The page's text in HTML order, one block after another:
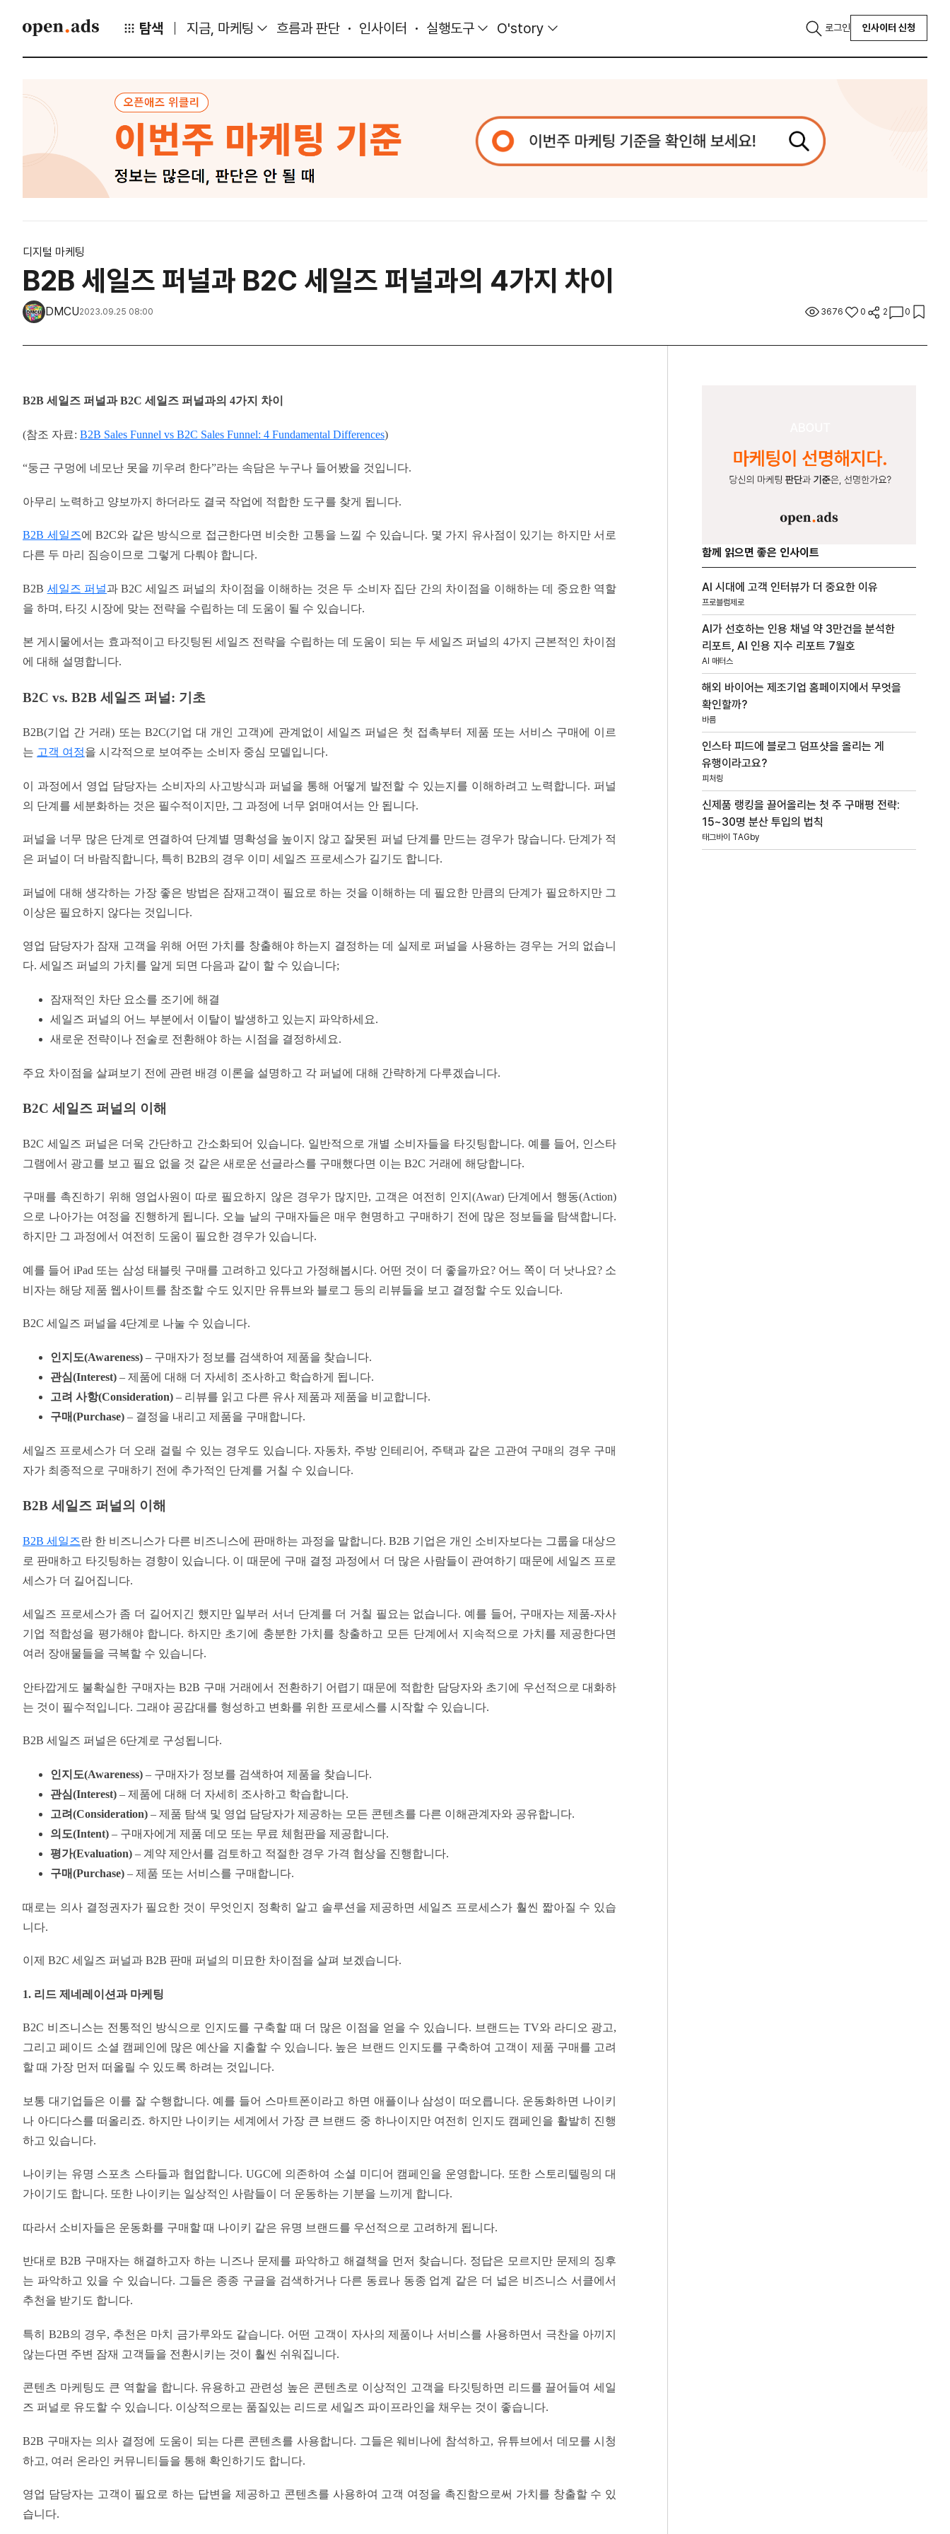
탐색 지금, 마케팅 흐름과 판단 인사이터 실행도구 O'story 로그인 인사이터 신청
디지털 마케팅
B2B 세일즈 퍼널과 B2C 세일즈 퍼널과의 4가지 차이
DMCU2023.09.25 08:00 3676 0 2 0
B2B 세일즈 퍼널과 B2C 세일즈 퍼널과의 4가지 차이
(참조 자료: B2B Sales Funnel vs B2C Sales Funnel: 4 Fundamental Differences)
“둥근 구멍에 네모난 못을 끼우려 한다”라는 속담은 누구나 들어봤을 것입니다.
아무리 노력하고 양보까지 하더라도 결국 작업에 적합한 도구를 찾게 됩니다.
B2B 세일즈에 B2C와 같은 방식으로 접근한다면 비슷한 고통을 느낄 수 있습니다. 몇 가지 유사점이 있기는 하지만 서로
다른 두 마리 짐승이므로 그렇게 다뤄야 합니다.
B2B 세일즈 퍼널과 B2C 세일즈 퍼널의 차이점을 이해하는 것은 두 소비자 집단 간의 차이점을 이해하는 데 중요한 역할
을 하며, 타깃 시장에 맞는 전략을 수립하는 데 도움이 될 수 있습니다.
본 게시물에서는 효과적이고 타깃팅된 세일즈 전략을 수립하는 데 도움이 되는 두 세일즈 퍼널의 4가지 근본적인 차이점
에 대해 설명합니다.
B2C vs. B2B 세일즈 퍼널: 기초
B2B(기업 간 거래) 또는 B2C(기업 대 개인 고객)에 관계없이 세일즈 퍼널은 첫 접촉부터 제품 또는 서비스 구매에 이르
는 고객 여정을 시각적으로 보여주는 소비자 중심 모델입니다.
이 과정에서 영업 담당자는 소비자의 사고방식과 퍼널을 통해 어떻게 발전할 수 있는지를 이해하려고 노력합니다. 퍼널
의 단계를 세분화하는 것은 필수적이지만, 그 과정에 너무 얽매여서는 안 됩니다.
퍼널을 너무 많은 단계로 연결하여 단계별 명확성을 높이지 않고 잘못된 퍼널 단계를 만드는 경우가 많습니다. 단계가 적
은 퍼널이 더 바람직합니다, 특히 B2B의 경우 이미 세일즈 프로세스가 길기도 합니다.
퍼널에 대해 생각하는 가장 좋은 방법은 잠재고객이 필요로 하는 것을 이해하는 데 필요한 만큼의 단계가 필요하지만 그
이상은 필요하지 않다는 것입니다.
영업 담당자가 잠재 고객을 위해 어떤 가치를 창출해야 하는지 결정하는 데 실제로 퍼널을 사용하는 경우는 거의 없습니
다. 세일즈 퍼널의 가치를 알게 되면 다음과 같이 할 수 있습니다;
잠재적인 차단 요소를 조기에 해결
세일즈 퍼널의 어느 부분에서 이탈이 발생하고 있는지 파악하세요.
새로운 전략이나 전술로 전환해야 하는 시점을 결정하세요.
주요 차이점을 살펴보기 전에 관련 배경 이론을 설명하고 각 퍼널에 대해 간략하게 다루겠습니다.
B2C 세일즈 퍼널의 이해
B2C 세일즈 퍼널은 더욱 간단하고 간소화되어 있습니다. 일반적으로 개별 소비자들을 타깃팅합니다. 예를 들어, 인스타
그램에서 광고를 보고 필요 없을 것 같은 새로운 선글라스를 구매했다면 이는 B2C 거래에 해당합니다.
구매를 촉진하기 위해 영업사원이 따로 필요하지 않은 경우가 많지만, 고객은 여전히 인지(Awar) 단계에서 행동(Action)
으로 나아가는 여정을 진행하게 됩니다. 오늘 날의 구매자들은 매우 현명하고 구매하기 전에 많은 정보들을 탐색합니다.
하지만 그 과정에서 여전히 도움이 필요한 경우가 있습니다.
예를 들어 iPad 또는 삼성 태블릿 구매를 고려하고 있다고 가정해봅시다. 어떤 것이 더 좋을까요? 어느 쪽이 더 낫나요? 소
비자는 해당 제품 웹사이트를 참조할 수도 있지만 유튜브와 블로그 등의 리뷰들을 보고 결정할 수도 있습니다.
B2C 세일즈 퍼널을 4단계로 나눌 수 있습니다.
인지도(Awareness) – 구매자가 정보를 검색하여 제품을 찾습니다.
관심(Interest) – 제품에 대해 더 자세히 조사하고 학습하게 됩니다.
고려 사항(Consideration) – 리뷰를 읽고 다른 유사 제품과 제품을 비교합니다.
구매(Purchase) – 결정을 내리고 제품을 구매합니다.
세일즈 프로세스가 더 오래 걸릴 수 있는 경우도 있습니다. 자동차, 주방 인테리어, 주택과 같은 고관여 구매의 경우 구매
자가 최종적으로 구매하기 전에 추가적인 단계를 거칠 수 있습니다.
B2B 세일즈 퍼널의 이해
B2B 세일즈란 한 비즈니스가 다른 비즈니스에 판매하는 과정을 말합니다. B2B 기업은 개인 소비자보다는 그룹을 대상으
로 판매하고 타깃팅하는 경향이 있습니다. 이 때문에 구매 결정 과정에서 더 많은 사람들이 관여하기 때문에 세일즈 프로
세스가 더 길어집니다.
세일즈 프로세스가 좀 더 길어지긴 했지만 일부러 서너 단계를 더 거칠 필요는 없습니다. 예를 들어, 구매자는 제품-자사
기업 적합성을 평가해야 합니다. 하지만 초기에 충분한 가치를 창출하고 모든 단계에서 지속적으로 가치를 제공한다면
여러 장애물들을 극복할 수 있습니다.
안타깝게도 불확실한 구매자는 B2B 구매 거래에서 전환하기 어렵기 때문에 적합한 담당자와 초기에 우선적으로 대화하
는 것이 필수적입니다. 그래야 공감대를 형성하고 변화를 위한 프로세스를 시작할 수 있습니다.
B2B 세일즈 퍼널은 6단계로 구성됩니다.
인지도(Awareness) – 구매자가 정보를 검색하여 제품을 찾습니다.
관심(Interest) – 제품에 대해 더 자세히 조사하고 학습합니다.
고려(Consideration) – 제품 탐색 및 영업 담당자가 제공하는 모든 콘텐츠를 다른 이해관계자와 공유합니다.
의도(Intent) – 구매자에게 제품 데모 또는 무료 체험판을 제공합니다.
평가(Evaluation) – 계약 제안서를 검토하고 적절한 경우 가격 협상을 진행합니다.
구매(Purchase) – 제품 또는 서비스를 구매합니다.
때로는 의사 결정권자가 필요한 것이 무엇인지 정확히 알고 솔루션을 제공하면 세일즈 프로세스가 훨씬 짧아질 수 있습
니다.
이제 B2C 세일즈 퍼널과 B2B 판매 퍼널의 미묘한 차이점을 살펴 보겠습니다.
1. 리드 제네레이션과 마케팅
B2C 비즈니스는 전통적인 방식으로 인지도를 구축할 때 더 많은 이점을 얻을 수 있습니다. 브랜드는 TV와 라디오 광고,
그리고 페이드 소셜 캠페인에 많은 예산을 지출할 수 있습니다. 높은 브랜드 인지도를 구축하여 고객이 제품 구매를 고려
할 때 가장 먼저 떠올릴 수 있도록 하려는 것입니다.
보통 대기업들은 이를 잘 수행합니다. 예를 들어 스마트폰이라고 하면 애플이나 삼성이 떠오릅니다. 운동화하면 나이키
나 아디다스를 떠올리죠. 하지만 나이키는 세계에서 가장 큰 브랜드 중 하나이지만 여전히 인지도 캠페인을 활발히 진행
하고 있습니다.
나이키는 유명 스포츠 스타들과 협업합니다. UGC에 의존하여 소셜 미디어 캠페인을 운영합니다. 또한 스토리텔링의 대
가이기도 합니다. 또한 나이키는 일상적인 사람들이 더 운동하는 기분을 느끼게 합니다.
따라서 소비자들은 운동화를 구매할 때 나이키 같은 유명 브랜드를 우선적으로 고려하게 됩니다.
반대로 B2B 구매자는 해결하고자 하는 니즈나 문제를 파악하고 해결책을 먼저 찾습니다. 정답은 모르지만 문제의 징후
는 파악하고 있을 수 있습니다. 그들은 종종 구글을 검색하거나 다른 동료나 동종 업계 같은 더 넓은 비즈니스 서클에서
추천을 받기도 합니다.
특히 B2B의 경우, 추천은 마치 금가루와도 같습니다. 어떤 고객이 자사의 제품이나 서비스를 사용하면서 극찬을 아끼지
않는다면 주변 잠재 고객들을 전환시키는 것이 훨씬 쉬워집니다.
콘텐츠 마케팅도 큰 역할을 합니다. 유용하고 관련성 높은 콘텐츠로 이상적인 고객을 타깃팅하면 리드를 끌어들여 세일
즈 퍼널로 유도할 수 있습니다. 이상적으로는 품질있는 리드로 세일즈 파이프라인을 채우는 것이 좋습니다.
B2B 구매자는 의사 결정에 도움이 되는 다른 콘텐츠를 사용합니다. 그들은 웨비나에 참석하고, 유튜브에서 데모를 시청
하고, 여러 온라인 커뮤니티들을 통해 확인하기도 합니다.
영업 담당자는 고객이 필요로 하는 답변을 제공하고 콘텐츠를 사용하여 고객 여정을 촉진함으로써 가치를 창출할 수 있
습니다.
함께 읽으면 좋은 인사이트
AI 시대에 고객 인터뷰가 더 중요한 이유
프로블럼제로
AI가 선호하는 인용 채널 약 3만건을 분석한
리포트, AI 인용 지수 리포트 7월호
AI 매터스
해외 바이어는 제조기업 홈페이지에서 무엇을
확인할까?
바름
인스타 피드에 블로그 덤프샷을 올리는 게
유행이라고요?
피처링
신제품 랭킹을 끌어올리는 첫 주 구매평 전략:
15~30명 분산 투입의 법칙
태그바이 TAGby